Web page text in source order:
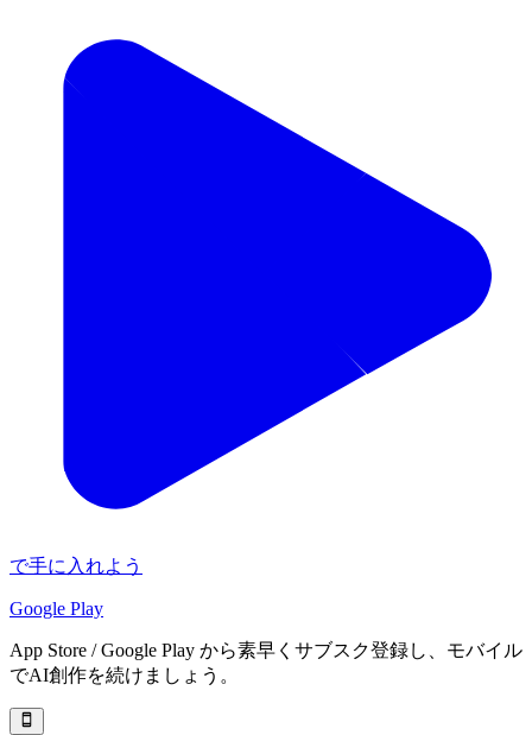
で手に入れよう
Google Play
App Store / Google Play から素早くサブスク登録し、モバイル
でAI創作を続けましょう。